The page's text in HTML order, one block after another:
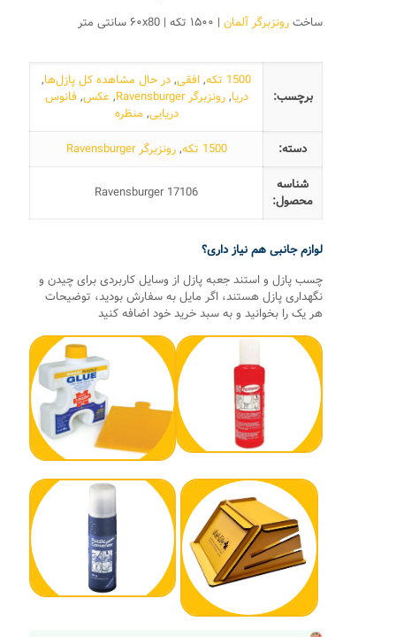
ساخترونزبرگر آلمان | ۱۵۰۰ تکه | ۶۰x80 سانتی متر
برچسب:
1500 تکه ,افقی,در حال مشاهده کل پازل‌ها,
دریا,رونزبرگر Ravensburger , عکس, فانوس
دریایی, منظره
دسته:
1500 تکه ,رونزبرگر Ravensburger
شناسه
محصول:
Ravensburger 17106
لوازم جانبی هم نیاز داری؟
چسب پازل و استند جعبه پازل از وسایل کاربردی برای چیدن و
نگهداری پازل هستند، اگر مایل به سفارش بودید، توضیحات
هر یک را بخوانید و به سبد خرید خود اضافه کنید